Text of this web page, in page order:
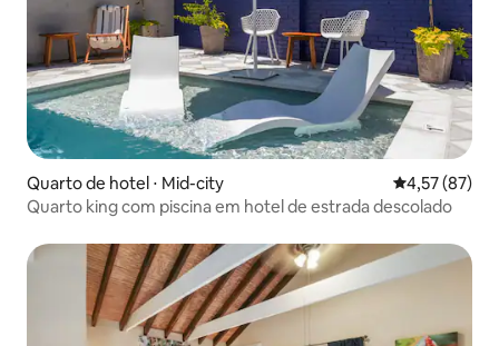
Quarto de hotel ⋅ Mid-city 4,57 de uma
4,57 (87)
Quarto king com piscina em hotel de estrada descolado